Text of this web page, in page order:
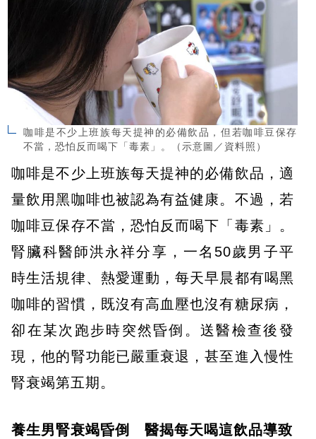
咖啡是不少上班族每天提神的必備飲品，但若咖啡豆保存
不當，恐怕反而喝下「毒素」。（示意圖／資料照）
咖啡是不少上班族每天提神的必備飲品，適
量飲用黑咖啡也被認為有益健康。不過，若
咖啡豆保存不當，恐怕反而喝下「毒素」。
腎臟科醫師洪永祥分享，一名50歲男子平
時生活規律、熱愛運動，每天早晨都有喝黑
咖啡的習慣，既沒有高血壓也沒有糖尿病，
卻在某次跑步時突然昏倒。送醫檢查後發
現，他的腎功能已嚴重衰退，甚至進入慢性
腎衰竭第五期。
養生男腎衰竭昏倒 醫揭每天喝這飲品導致